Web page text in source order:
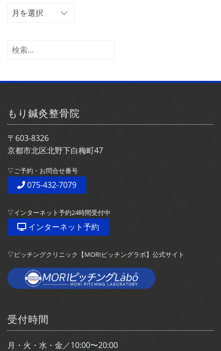
ア
イ
検
もり鍼灸整骨院
〒603-8326
京都市北区北野下白梅町47
▽ご予約・お問合せ番号
075-432-7079
▽インターネット予約24時間受付中
インターネット予約
▽ピッチングクリニック【MORIピッチングラボ】公式サイト
受付時間
月・火・水・金／10:00〜20:00